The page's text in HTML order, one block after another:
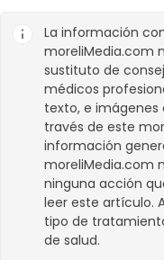
La información
moreliMedia.com
sustituto de
médicos
texto, e imágenes
través de este
información
moreliMedia.com
ninguna acción
leer este artículo.
tipo de
de salud.